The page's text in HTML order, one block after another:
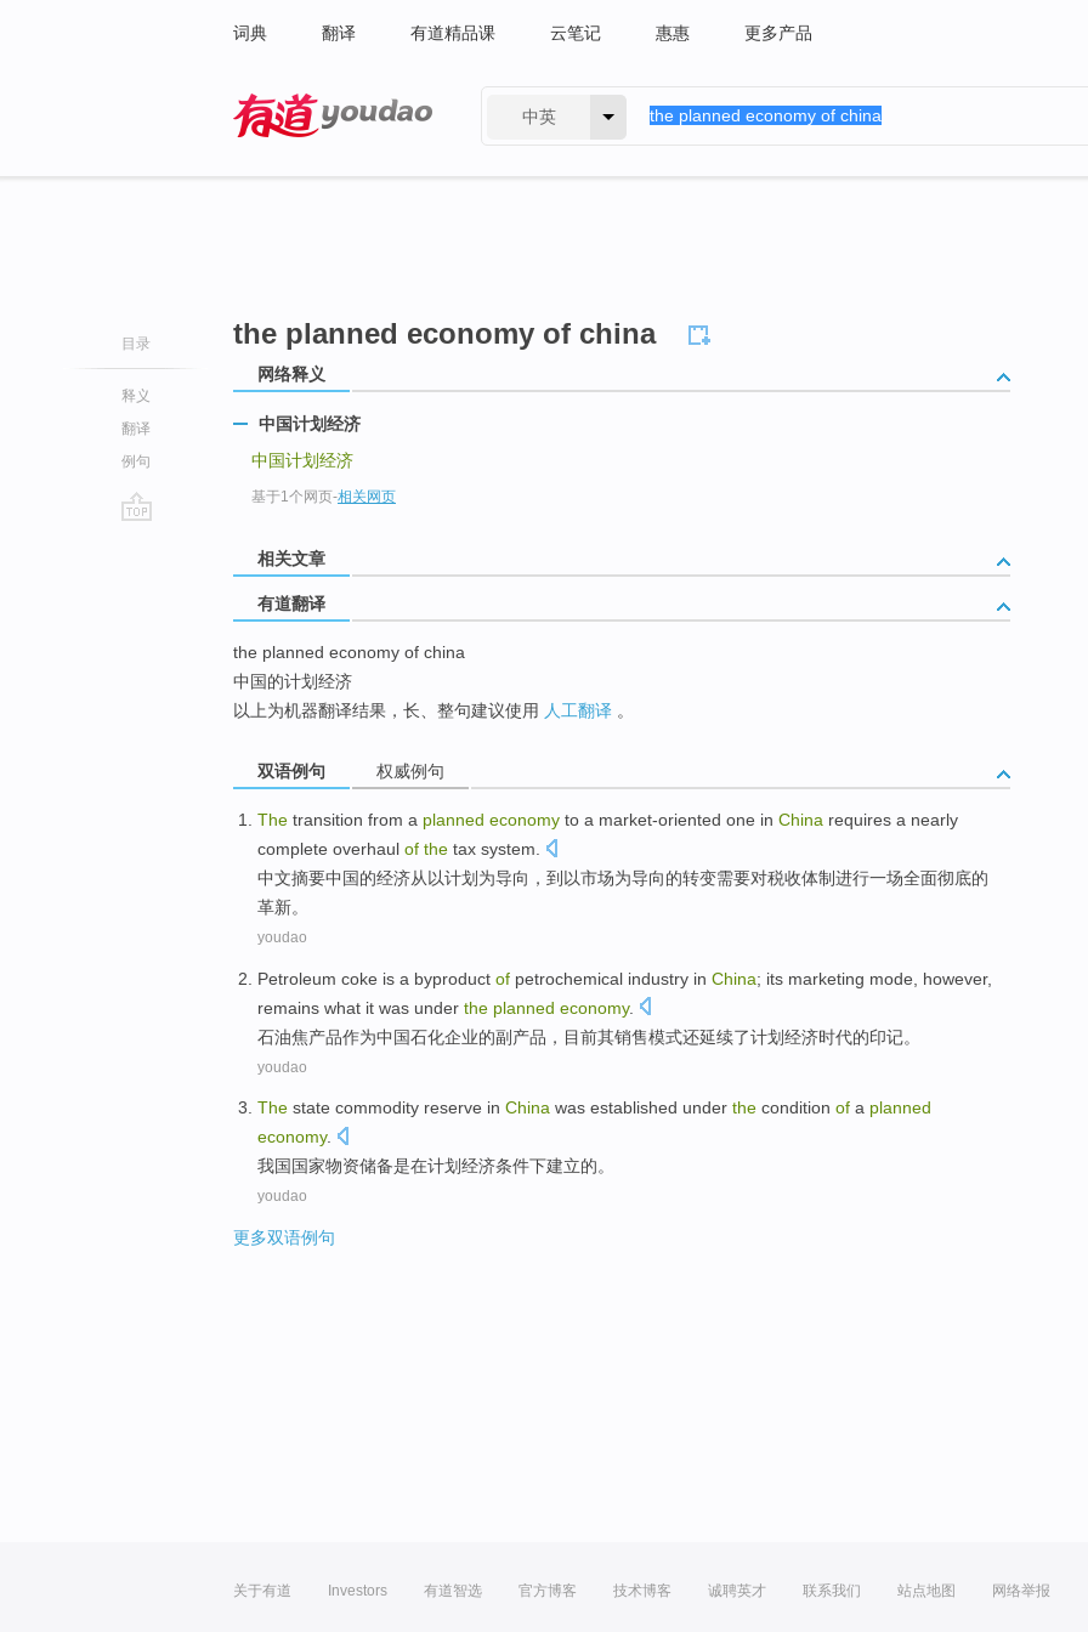
词典 翻译 有道精品课 云笔记 惠惠 更多产品
中英
目录
释义
翻译
例句
the planned economy of china
网络释义
中国计划经济
中国计划经济
基于1个网页-相关网页
相关文章
有道翻译
the planned economy of china
中国的计划经济
以上为机器翻译结果，长、整句建议使用 人工翻译 。
双语例句 权威例句
The transition from a planned economy to a market-oriented one in China requires a nearly
complete overhaul of the tax system
中文摘要中国的经济从 以计划 为导向 ， 到 以市场为导向的转变需要对税收体制进行一场全面彻底的
革新。
youdao
Petroleum coke is a byproduct of petrochemical industry in China; its marketing mode , however,
remains what it was under the planned economy.
石油焦产品作为中国石化企业的副产品，目前其销售模式还延续了计划经济时代的印记。
youdao
The state commodity reserve in China was established under the condition of a planned
economy.
我国 国家物资储备是在计划经济条件下建立的。
youdao
更多双语例句
关于有道 Investors 有道智选 官方博客 技术博客 诚聘英才 联系我们 站点地图 网络举报